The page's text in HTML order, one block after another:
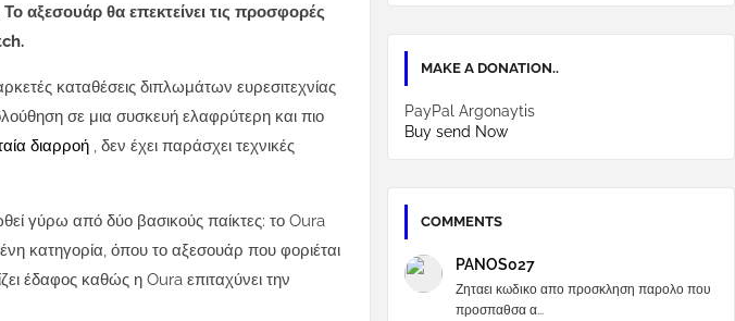
αξεσουάρ θα επεκτείνει τις προσφορές
καταθέσεις διπλωμάτων ευρεσιτεχνίας
σε μια συσκευή ελαφρύτερη και πιο
διαρροή , δεν έχει παράσχει τεχνικές
γύρω από δύο βασικούς παίκτες: το Oura
κατηγορία, όπου το αξεσουάρ που φοριέται
έδαφος καθώς η Oura επιταχύνει την
MAKE A DONATION..
PayPal Argonaytis
Buy send Now
COMMENTS
PANOS027
Ζηταει κωδικο απο προσκληση παρολο που
προσπαθσα α...